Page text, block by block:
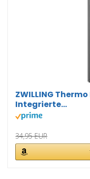
ZWILLING
Integrierte...
34,95 EUR